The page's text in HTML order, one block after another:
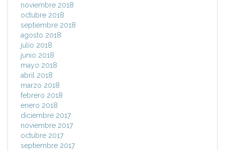
noviembre 2018
octubre 2018
septiembre 2018
agosto 2018
julio 2018
junio 2018
mayo 2018
abril 2018
marzo 2018
febrero 2018
enero 2018
diciembre 2017
noviembre 2017
octubre 2017
septiembre 2017